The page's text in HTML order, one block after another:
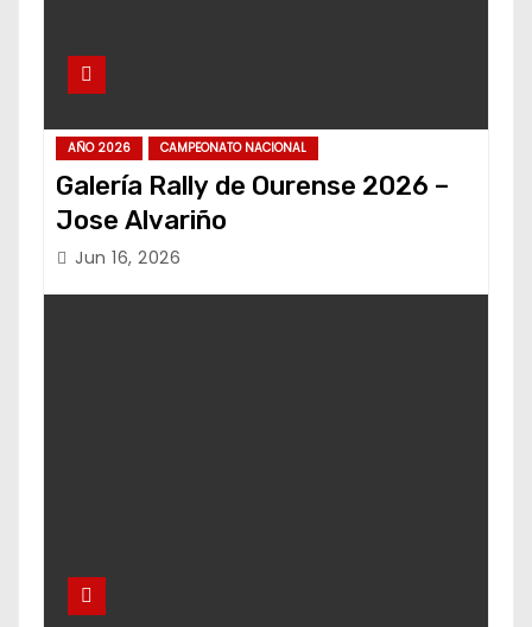
AÑO 2026 CAMPEONATO NACIONAL
Galería Rally de Ourense 2026 –
Jose Alvariño
Jun 16, 2026